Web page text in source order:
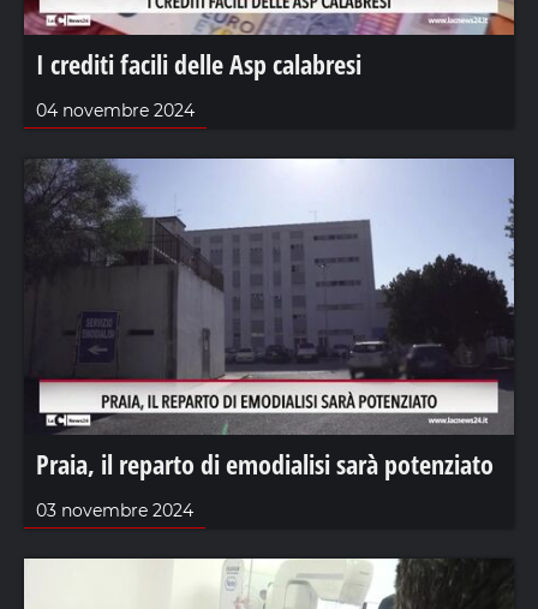
I crediti facili delle Asp calabresi
04 novembre 2024
Praia, il reparto di emodialisi sarà potenziato
03 novembre 2024